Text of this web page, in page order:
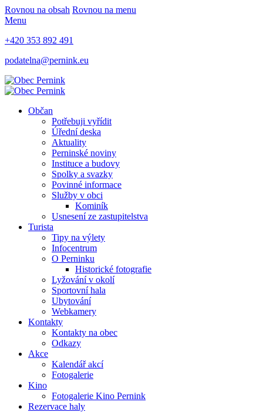
Rovnou na obsah Rovnou na menu
Menu
+420 353 892 491
podatelna@pernink.eu
Občan
Potřebuji vyřídit
Úřední deska
Aktuality
Perninské noviny
Instituce a budovy
Spolky a svazky
Povinné informace
Služby v obci
Kominík
Usnesení ze zastupitelstva
Turista
Tipy na výlety
Infocentrum
O Perninku
Historické fotografie
Lyžování v okolí
Sportovní hala
Ubytování
Webkamery
Kontakty
Kontakty na obec
Odkazy
Akce
Kalendář akcí
Fotogalerie
Kino
Fotogalerie Kino Pernink
Rezervace haly